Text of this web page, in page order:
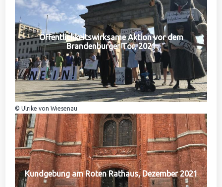
Öffentlichkeitswirksame Aktion vor dem
Brandenburger Tor, 2021
© Ulrike von Wiesenau
Kundgebung am Roten Rathaus, Dezember 2021